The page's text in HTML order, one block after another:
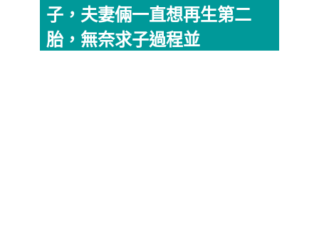
子，夫妻倆一直想再生第二
胎，無奈求子過程並